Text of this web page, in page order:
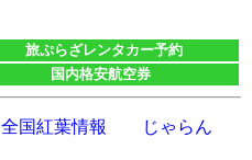
旅ぷらざレンタカー予約
国内格安航空券
全国紅葉情報 じゃらん